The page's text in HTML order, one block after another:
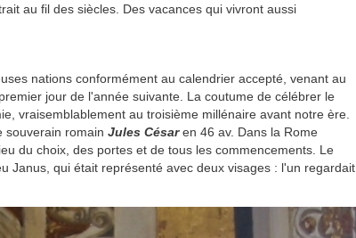
au fil des siècles. Des vacances qui vivront aussi
nations conformément au calendrier accepté, venant au
jour de l'année suivante. La coutume de célébrer le
vraisemblablement au troisième millénaire avant notre ère.
souverain romain Jules César en 46 av. Dans la Rome
du choix, des portes et de tous les commencements. Le
Janus, qui était représenté avec deux visages : l'un regardait